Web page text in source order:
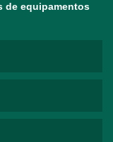
de equipamentos